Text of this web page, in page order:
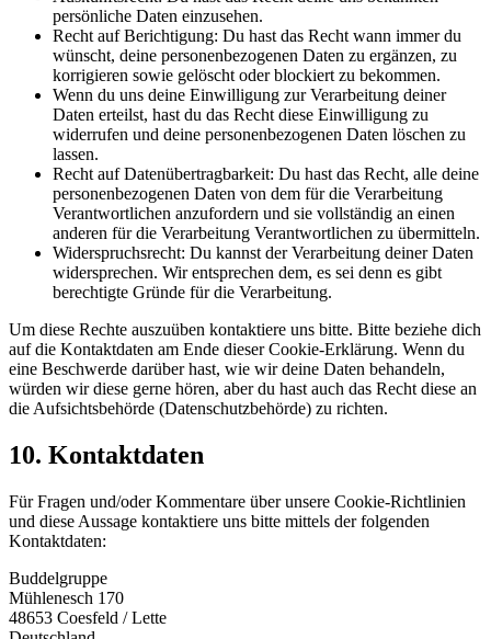
persönliche Daten einzusehen.
Recht auf Berichtigung: Du hast das Recht wann immer du
wünscht, deine personenbezogenen Daten zu ergänzen, zu
korrigieren sowie gelöscht oder blockiert zu bekommen.
Wenn du uns deine Einwilligung zur Verarbeitung deiner
Daten erteilst, hast du das Recht diese Einwilligung zu
widerrufen und deine personenbezogenen Daten löschen zu
lassen.
Recht auf Datenübertragbarkeit: Du hast das Recht, alle deine
personenbezogenen Daten von dem für die Verarbeitung
Verantwortlichen anzufordern und sie vollständig an einen
anderen für die Verarbeitung Verantwortlichen zu übermitteln.
Widerspruchsrecht: Du kannst der Verarbeitung deiner Daten
widersprechen. Wir entsprechen dem, es sei denn es gibt
berechtigte Gründe für die Verarbeitung.
Um diese Rechte auszuüben kontaktiere uns bitte. Bitte beziehe dich
auf die Kontaktdaten am Ende dieser Cookie-Erklärung. Wenn du
eine Beschwerde darüber hast, wie wir deine Daten behandeln,
würden wir diese gerne hören, aber du hast auch das Recht diese an
die Aufsichtsbehörde (Datenschutzbehörde) zu richten.
10. Kontaktdaten
Für Fragen und/oder Kommentare über unsere Cookie-Richtlinien
und diese Aussage kontaktiere uns bitte mittels der folgenden
Kontaktdaten:
Buddelgruppe
Mühlenesch 170
48653 Coesfeld / Lette